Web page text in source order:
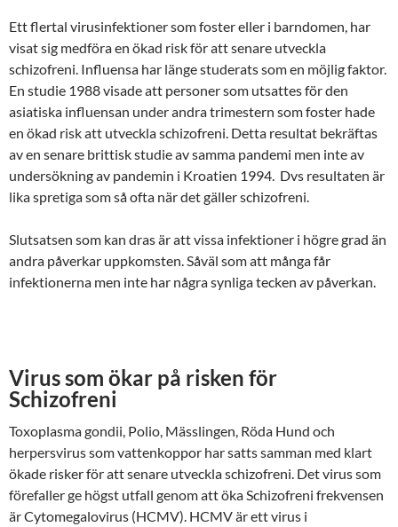
Ett flertal virusinfektioner som foster eller i barndomen, har
visat sig medföra en ökad risk för att senare utveckla
schizofreni. Influensa har länge studerats som en möjlig faktor.
En studie 1988 visade att personer som utsattes för den
asiatiska influensan under andra trimestern som foster hade
en ökad risk att utveckla schizofreni. Detta resultat bekräftas
av en senare brittisk studie av samma pandemi men inte av
undersökning av pandemin i Kroatien 1994. Dvs resultaten är
lika spretiga som så ofta när det gäller schizofreni.
Slutsatsen som kan dras är att vissa infektioner i högre grad än
andra påverkar uppkomsten. Såväl som att många får
infektionerna men inte har några synliga tecken av påverkan.
Virus som ökar på risken för
Schizofreni
Toxoplasma gondii, Polio, Mässlingen, Röda Hund och
herpersvirus som vattenkoppor har satts samman med klart
ökade risker för att senare utveckla schizofreni. Det virus som
förefaller ge högst utfall genom att öka Schizofreni frekvensen
är Cytomegalovirus (HCMV). HCMV är ett virus i